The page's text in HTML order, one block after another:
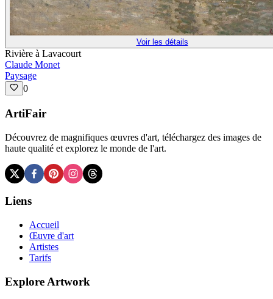
Voir les détails
Rivière à Lavacourt
Claude Monet
Paysage
0
ArtiFair
Découvrez de magnifiques œuvres d'art, téléchargez des images de
haute qualité et explorez le monde de l'art.
Liens
Accueil
Œuvre d'art
Artistes
Tarifs
Explore Artwork